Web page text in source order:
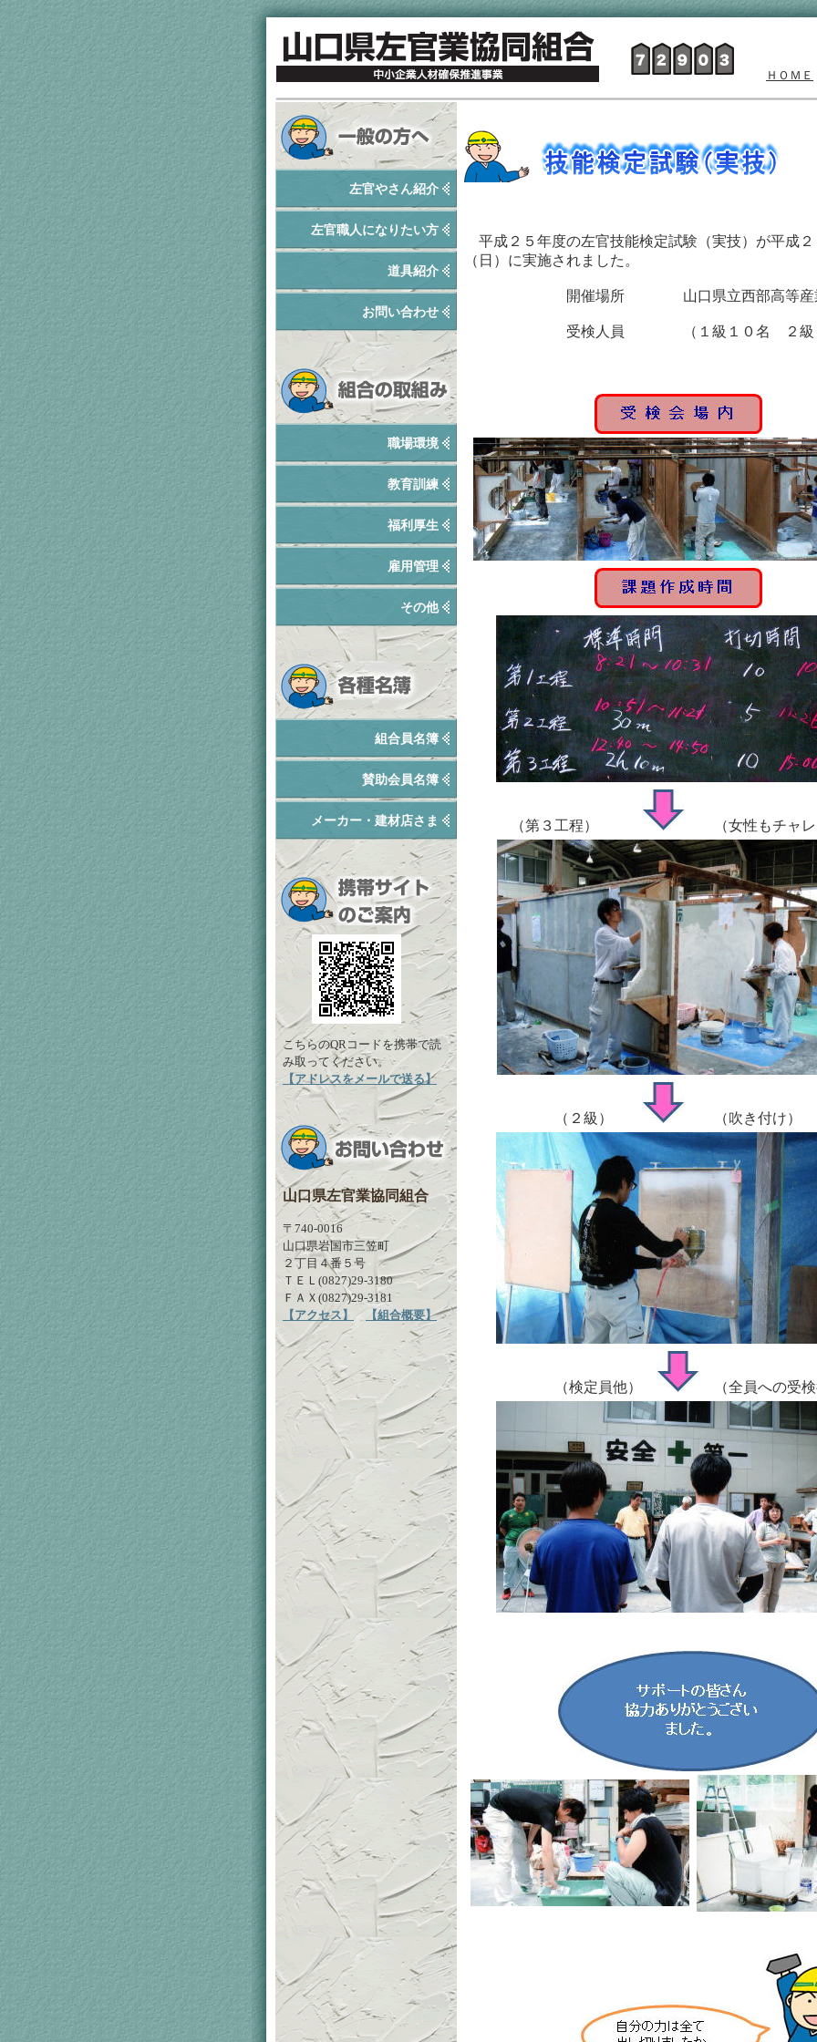
ＨＯＭＥ
左官やさん紹介
左官職人になりたい方
道具紹介
お問い合わせ
職場環境
教育訓練
福利厚生
雇用管理
その他
組合員名簿
賛助会員名簿
メーカー・建材店さま
こちらのQRコードを携帯で読
み取ってください。
【アドレスをメールで送る】
山口県左官業協同組合
〒740-0016
山口県岩国市三笠町
２丁目４番５号
ＴＥＬ(0827)29-3180
ＦＡＸ(0827)29-3181
【アクセス】
【組合概要】
平成２５年度の左官技能検定試験（実技）が平成
（日）に実施されました。
開催場所 山口県立西部高等産業
受検人員 （１級１０名 ２級１
（第３工程） （女性もチャレ
（２級） （吹き付け）
（検定員他） （全員への受